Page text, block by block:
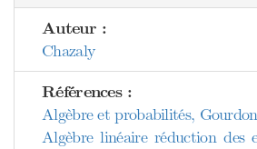
Auteur :
Chazaly
Références :
Algèbre et probabilités, Gourdon
Algèbre linéaire réduction des